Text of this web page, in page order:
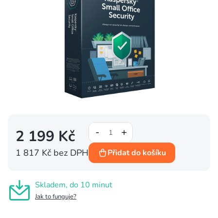
Skladem, do 10 minut
Jak to funguje?
2 199 Kč
1 817 Kč bez DPH Přidat do košíku